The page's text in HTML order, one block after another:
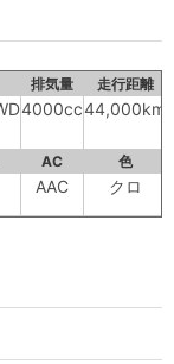
排気量 走行距離
4000cc44,000km
AC 色
AAC クロ